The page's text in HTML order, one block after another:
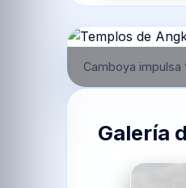
Camboya
Galería